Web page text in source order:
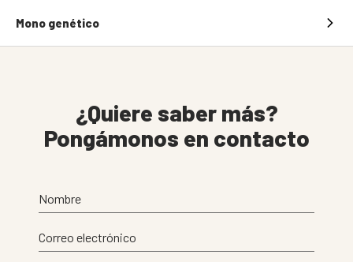
Mono genético
¿Quiere saber más?
Pongámonos en contacto
Nombre
Correo electrónico